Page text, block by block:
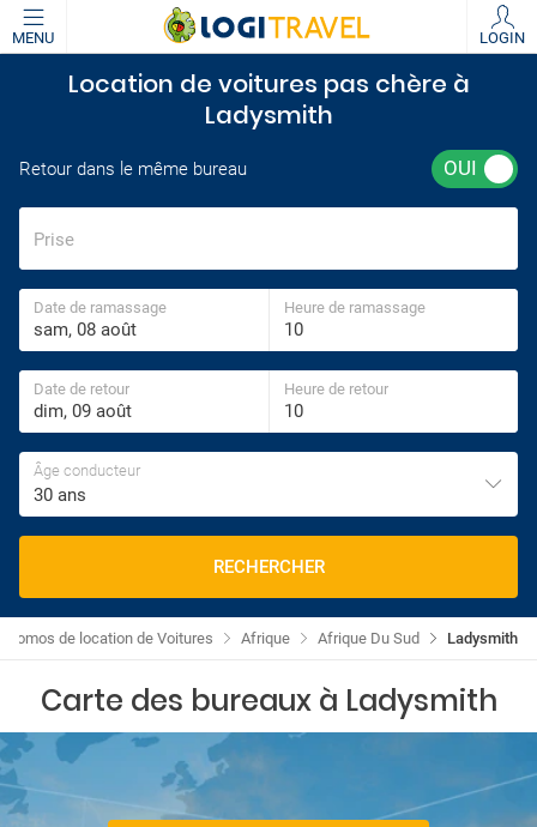
MENU LOGIN
Location de voitures pas chère à
Ladysmith
Retour dans le même bureau
Prise
Date de ramassage Heure de ramassage
Date de retour Heure de retour
Âge conducteur
30 ans
RECHERCHER
Ladysmith
Afrique Du Sud
Afrique
Promos de location de Voitures
Carte des bureaux à Ladysmith